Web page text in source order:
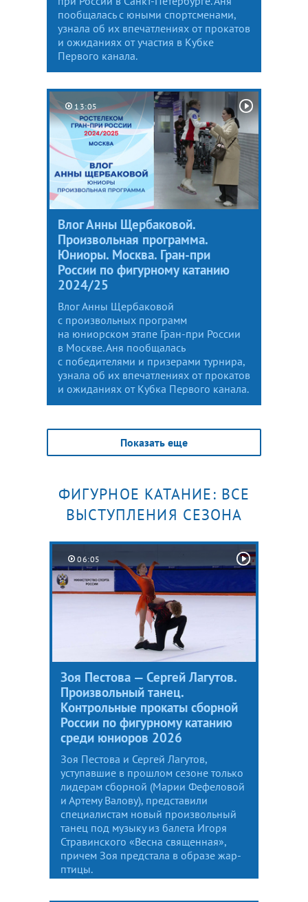
пообщалась с юными спортсменами,
узнала об их впечатлениях от прокатов
и ожиданиях от участия в Кубке
Первого канала.
13:05
Влог Анны Щербаковой.
Произвольная программа.
Юниоры. Москва. Гран-при
России по фигурному катанию
2024/25
Влог Анны Щербаковой
с произвольных программ
на юниорском этапе Гран-при России
в Москве. Аня пообщалась
с победителями и призерами турнира,
узнала об их впечатлениях от прокатов
и ожиданиях от Кубка Первого канала.
Показать еще
ФИГУРНОЕ КАТАНИЕ: ВСЕ
ВЫСТУПЛЕНИЯ СЕЗОНА
06:05
Зоя Пестова — Сергей Лагутов.
Произвольный танец.
Контрольные прокаты сборной
России по фигурному катанию
среди юниоров 2026
Зоя Пестова и Сергей Лагутов,
уступавшие в прошлом сезоне только
лидерам сборной (Марии Фефеловой
и Артему Валову), представили
специалистам новый произвольный
танец под музыку из балета Игоря
Стравинского «Весна священная»,
причем Зоя предстала в образе жар-
птицы.